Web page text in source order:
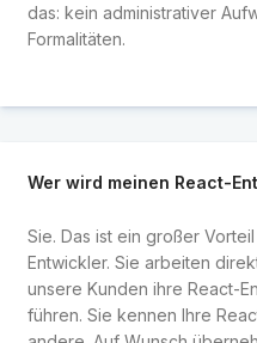
das: kein administrativer
Formalitäten.
Wer wird meinen React-
Sie. Das ist ein großer
Entwickler. Sie arbeiten
unsere Kunden ihre React-
führen. Sie kennen Ihre